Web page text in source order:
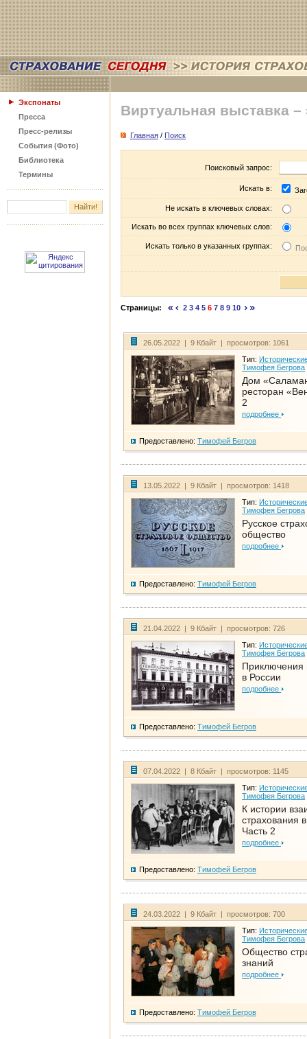
Экспонаты
Пресса
Пресс-релизы
События (Фото)
Библиотека
Термины
Виртуальная выставка –
Главная / Поиск
Поисковый запрос:
Искать в:
Не искать в ключевых словах:
Искать во всех группах ключевых слов:
Искать только в указанных группах:
Страницы: 2 3 4 5 6 7 8 9 10
26.05.2022 | 9 Кбайт | просмотров: 1061
Тип:
Тимофея Бегрова
Дом
ресторан
2
подробнее
Предоставлено: Тимофей Бегров
13.05.2022 | 9 Кбайт | просмотров: 1418
Тип:
Тимофея Бегрова
Русское
общество
подробнее
Предоставлено: Тимофей Бегров
21.04.2022 | 9 Кбайт | просмотров: 726
Тип:
Тимофея Бегрова
Приключения
в России
подробнее
Предоставлено: Тимофей Бегров
07.04.2022 | 8 Кбайт | просмотров: 1145
Тип:
Тимофея Бегрова
К истории
страхования
Часть 2
подробнее
Предоставлено: Тимофей Бегров
24.03.2022 | 9 Кбайт | просмотров: 700
Тип:
Тимофея Бегрова
Общество
знаний
подробнее
Предоставлено: Тимофей Бегров